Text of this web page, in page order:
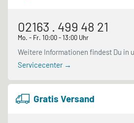
02163 . 499 48 21
Mo. - Fr. 10:00 - 13:00 Uhr
Weitere Informationen findest Du in
Servicecenter →
Gratis Versand